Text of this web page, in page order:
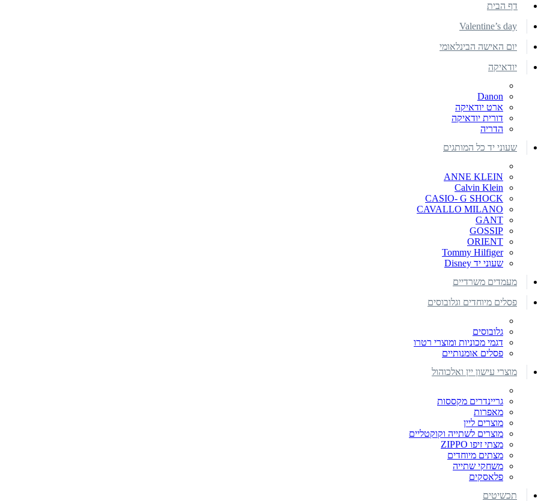
דף הבית
Valentine’s day
יום האישה הבינלאומי
יודאיקה
Danon
ארט יודאיקה
דורית יודאיקה
הדריה
שעוני יד כל המותגים
ANNE KLEIN
Calvin Klein
CASIO- G SHOCK
CAVALLO MILANO
GANT
GOSSIP
ORIENT
Tommy Hilfiger
שעוני יד Disney
מעמדים משרדיים
פסלים מיוחדים וגלובוסים
גלובוסים
דגמי מכוניות ומוצרי רטרו
פסלים אומנותיים
מוצרי עישון יין ואלכוהול
גריינדרים מקססות
מאפרות
מוצרים ליין
מוצרים לשתייה וקוקטליים
מצתי זיפו ZIPPO
מצתים מיוחדים
משחקי שתייה
פלאסקים
תכשיטים